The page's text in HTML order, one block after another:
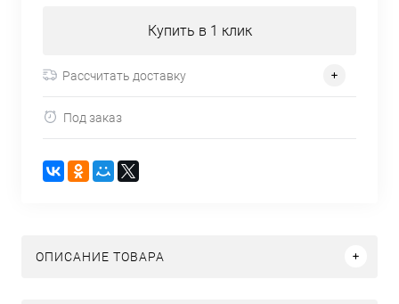
Купить в 1 клик
Рассчитать доставку
Под заказ
ОПИСАНИЕ ТОВАРА